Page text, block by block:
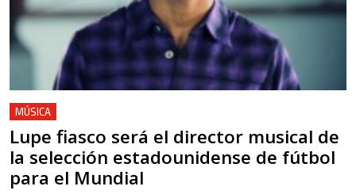
MÚSICA
Lupe fiasco será el director musical de
la selección estadounidense de fútbol
para el Mundial